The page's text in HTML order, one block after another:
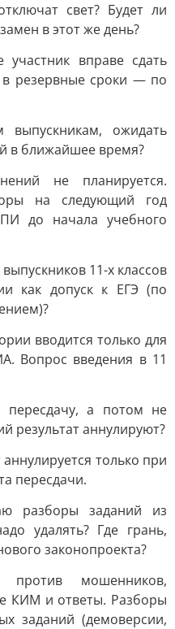
свет? Будет ли
в этот же день?
вправе сдать
резервные сроки — по
ожидать
в ближайшее время?
не планируется.
на следующий год
до начала учебного
11-х классов
как допуск к ЕГЭ (по
вводится только для
Вопрос введения в 11
пересдачу, а потом не
результат аннулируют?
только при
пересдачи.
разборы заданий из
удалять? Где грань,
законопроекта?
против мошенников,
КИМ и ответы. Разборы
заданий (демоверсии,